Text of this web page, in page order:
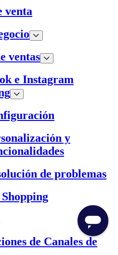
venta
ventas
e Instagram
y
de problemas
de Canales de